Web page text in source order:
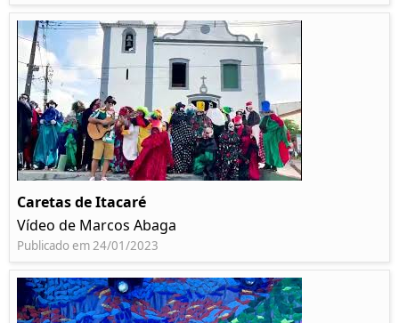
Caretas de Itacaré
Vídeo de Marcos Abaga
Publicado em 24/01/2023